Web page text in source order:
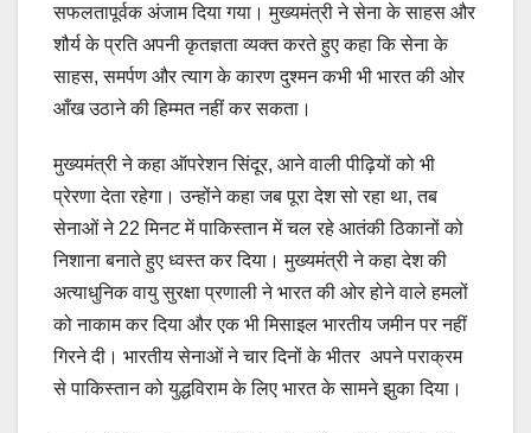
सफलतापूर्वक अंजाम दिया गया। मुख्यमंत्री ने सेना के साहस और
शौर्य के प्रति अपनी कृतज्ञता व्यक्त करते हुए कहा कि सेना के
साहस, समर्पण और त्याग के कारण दुश्मन कभी भी भारत की ओर
आँख उठाने की हिम्मत नहीं कर सकता।
मुख्यमंत्री ने कहा ऑपरेशन सिंदूर, आने वाली पीढ़ियों को भी
प्रेरणा देता रहेगा। उन्होंने कहा जब पूरा देश सो रहा था, तब
सेनाओं ने 22 मिनट में पाकिस्तान में चल रहे आतंकी ठिकानों को
निशाना बनाते हुए ध्वस्त कर दिया। मुख्यमंत्री ने कहा देश की
अत्याधुनिक वायु सुरक्षा प्रणाली ने भारत की ओर होने वाले हमलों
को नाकाम कर दिया और एक भी मिसाइल भारतीय जमीन पर नहीं
गिरने दी। भारतीय सेनाओं ने चार दिनों के भीतर अपने पराक्रम
से पाकिस्तान को युद्धविराम के लिए भारत के सामने झुका दिया।